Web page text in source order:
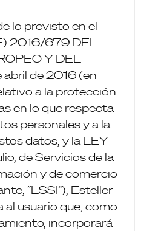
lo previsto en el
2016/679 DEL
Y DEL
de 2016 (en
a la protección
en lo que respecta
personales y a la
datos, y la LEY
de Servicios de la
y de comercio
“LSSI”), Esteller
usuario que, como
incorporará